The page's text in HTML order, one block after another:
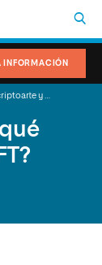
INFORMACIÓN